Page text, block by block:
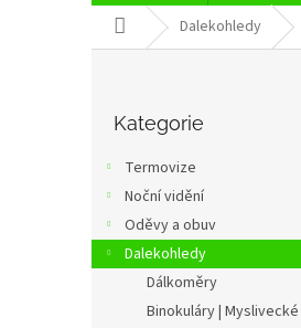
Domů Dalekohledy
kategorie
Kategorie
Termovize
Noční vidění
Oděvy a obuv
Dalekohledy
Dálkoměry
Binokuláry | Myslivecké